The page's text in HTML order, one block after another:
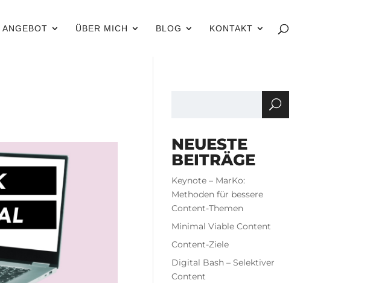
ANGEBOT ÜBER MICH BLOG KONTAKT
NEUESTE
BEITRÄGE
Keynote – MarKo:
Methoden für bessere
Content-Themen
Minimal Viable Content
Content-Ziele
Digital Bash – Selektiver
Content